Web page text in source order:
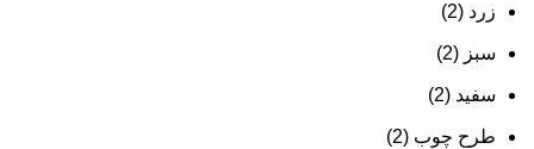
زرد (2)
سبز (2)
سفید (2)
طرح چوب (2)